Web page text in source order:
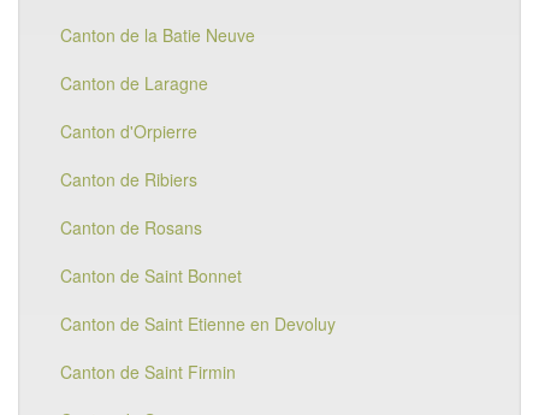
Canton de la Batie Neuve
Canton de Laragne
Canton d'Orpierre
Canton de Ribiers
Canton de Rosans
Canton de Saint Bonnet
Canton de Saint Etienne en Devoluy
Canton de Saint Firmin